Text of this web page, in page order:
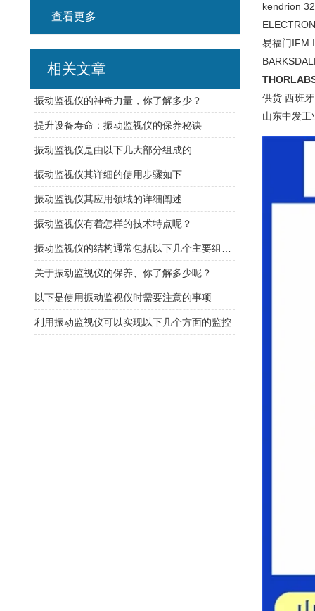
kendrion
易福门IFM
供货 西班
山东中发工
查看更多
相关文章
振动监视仪的神奇力量，你了解多少？
提升设备寿命：振动监视仪的保养秘诀
振动监视仪是由以下几大部分组成的
振动监视仪其详细的使用步骤如下
振动监视仪其应用领域的详细阐述
振动监视仪有着怎样的技术特点呢？
关于振动监视仪的保养、你了解多少呢？
以下是使用振动监视仪时需要注意的事项
利用振动监视仪可以实现以下几个方面的监控